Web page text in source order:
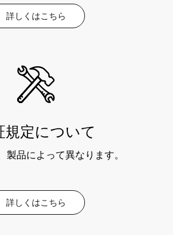
詳しくはこちら
規定について
製品によって異なります。
詳しくはこちら